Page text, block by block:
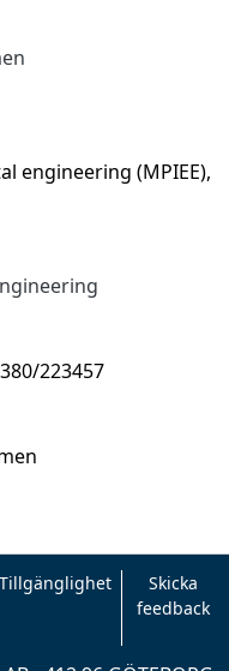
engineering (MPIEE),
223457
Tillgänglighet
Skicka
feedback